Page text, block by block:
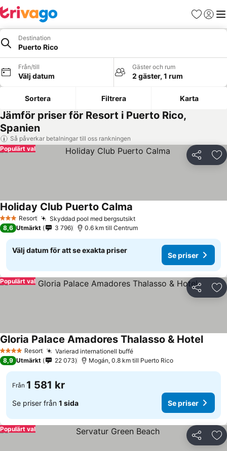
Favoriter
Logga
Destination
Puerto Rico
Från/till
Välj datum
Gäster och rum
2 gäster, 1 rum
Sortera Filtrera Karta
Jämför priser för Resort i Puerto Rico,
Spanien
Så påverkar betalningar till oss rankningen
Dela
Populärt val
3 StjärnorResort Skyddad pool med bergsutsikt
Holiday Club Puerto Calma
8,6 Utmärkt 3 796 0.6 km till Centrum
Välj datum för att se exakta priser
Se priser
Dela
Populärt val
4 StjärnorResort Varierad internationell buffé
Gloria Palace Amadores Thalasso & Hotel
8,9 Utmärkt 22 073 Mogán, 0.8 km till Puerto Rico
Från 1 581 kr
Se priser från 1 sida Se priser
Dela
Populärt val